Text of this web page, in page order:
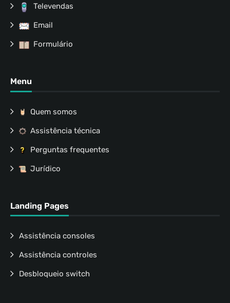
Televendas
Email
Formulário
Menu
Quem somos
Assistência técnica
Perguntas frequentes
Jurídico
Landing Pages
Assistência consoles
Assistência controles
Desbloqueio switch